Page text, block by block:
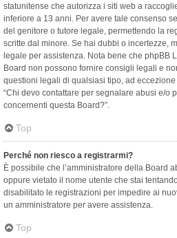
statunitense che autorizza i siti web a
inferiore a 13 anni. Per avere tale consenso
del genitore o tutore legale, permettendo la
scritte dal minore. Se hai dubbi o incertezze,
legale per assistenza. Nota bene che phpBB
Board non possono fornire consigli legali e
questioni legali di qualsiasi tipo, ad
“Chi devo contattare per segnalare abusi e/o
concernenti questa Board?”.
Top
Perché non riesco a registrarmi?
È possibile che l’amministratore della Board
oppure vietato il nome utente che stai
disabilitato le registrazioni per impedire ai
un amministratore per avere assistenza.
Top